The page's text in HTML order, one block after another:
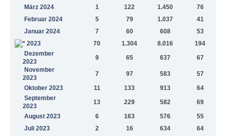
März 2024
1 122 1.450
76
Februar 2024
5 79 1.037
41
Januar 2024
7 60 608
53
2023
70 1.304 8.016
194
Dezember
2023
9 65 637
67
November
2023
7 97 583
57
Oktober 2023
11 133 913
64
September
2023
13 229 582
69
August 2023
6 163 576
55
Juli 2023
2 16 634
64